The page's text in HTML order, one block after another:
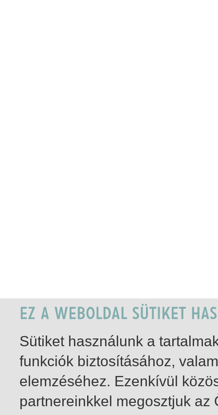
Sütiket használunk a
funkciók biztosításához,
elemzéséhez. Ezenkívül
partnereinkkel megosztjuk